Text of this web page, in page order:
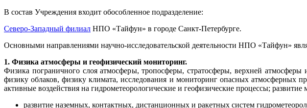
В состав Учреждения входит обособленное подразделение:
Северо-Западный филиал НПО «Тайфун» в городе Санкт-Петербурге.
Основными направлениями научно-исследовательской деятельности НПО «Тайфун»
1. Физика атмосферы и геофизический мониторинг.
Физика пограничного слоя атмосферы, тропосферы, стратосферы, верхней
физику облаков, физику климата, исследования и мониторинг опасных
активные воздействия на гидрометеорологические и геофизические процессы;
развитие наземных, контактных, дистанционных и ракетных систем